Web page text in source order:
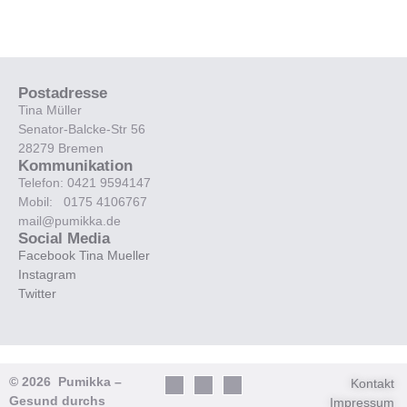
Postadresse
Tina Müller
Senator-Balcke-Str 56
28279 Bremen
Kommunikation
Telefon: 0421 9594147
Mobil: 0175 4106767
mail@pumikka.de
Social Media
Facebook Tina Mueller
Instagram
Twitter
© 2026 Pumikka –
Gesund durchs
Kontakt
Impressum